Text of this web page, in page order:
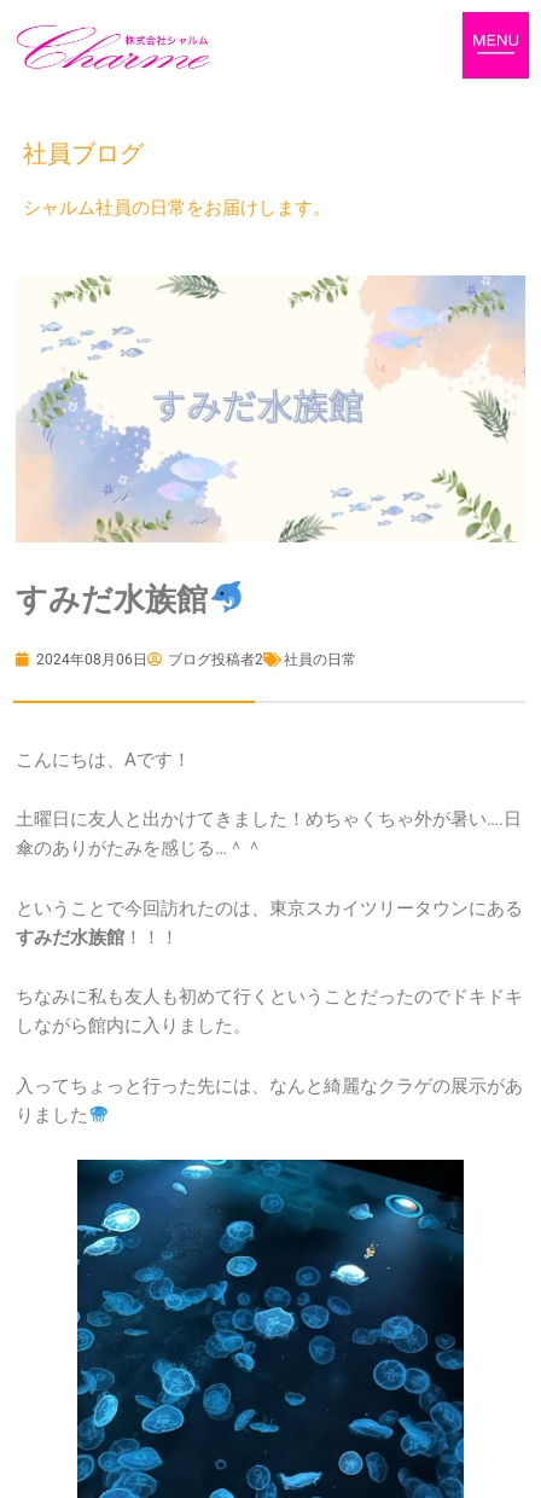
社員ブログ
シャルム社員の日常をお届けします。
すみだ水族館
2024年08月06日 ブログ投稿者2 社員の日常
こんにちは、Aです！
土曜日に友人と出かけてきました！めちゃくちゃ外が暑い….日
傘のありがたみを感じる…＾＾
ということで今回訪れたのは、東京スカイツリータウンにある
すみだ水族館 ！！！
ちなみに私も友人も初めて行くということだったのでドキドキ
しながら館内に入りました。
入ってちょっと行った先には、なんと綺麗なクラゲの展示があ
りました